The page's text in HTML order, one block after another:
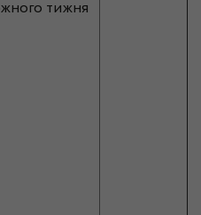
тижня